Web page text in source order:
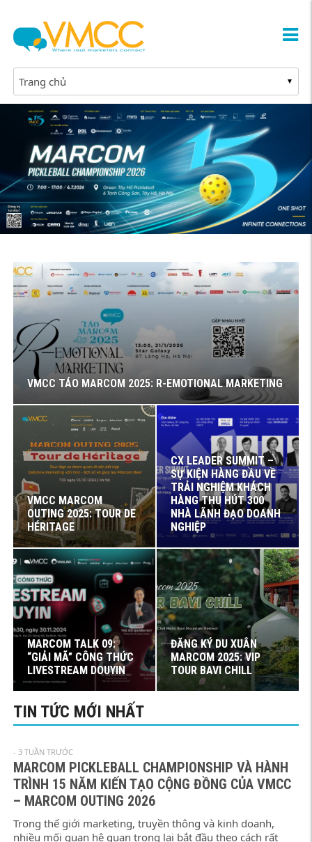
VMCC TÁO MARCOM 2025: R-EMOTIONAL MARKETING
VMCC MARCOM
OUTING 2025: TOUR DE
HÉRITAGE
CX LEADER SUMMIT –
SỰ KIỆN HÀNG ĐẦU VỀ
TRẢI NGHIỆM KHÁCH
HÀNG THU HÚT 300
NHÀ LÃNH ĐẠO DOANH
NGHIỆP
MARCOM TALK 09:
“GIẢI MÃ” CÔNG THỨC
LIVESTREAM DOUYIN
ĐĂNG KÝ DU XUÂN
MARCOM 2025: VIP
TOUR BAVI CHILL
TIN TỨC MỚI NHẤT
- 3 TUẦN TRƯỚC
MARCOM PICKLEBALL CHAMPIONSHIP VÀ HÀNH
TRÌNH 15 NĂM KIẾN TẠO CỘNG ĐỒNG CỦA VMCC
– MARCOM OUTING 2026
Trong thế giới marketing, truyền thông và kinh doanh,
nhiều mối quan hệ quan trọng lại bắt đầu theo cách rất